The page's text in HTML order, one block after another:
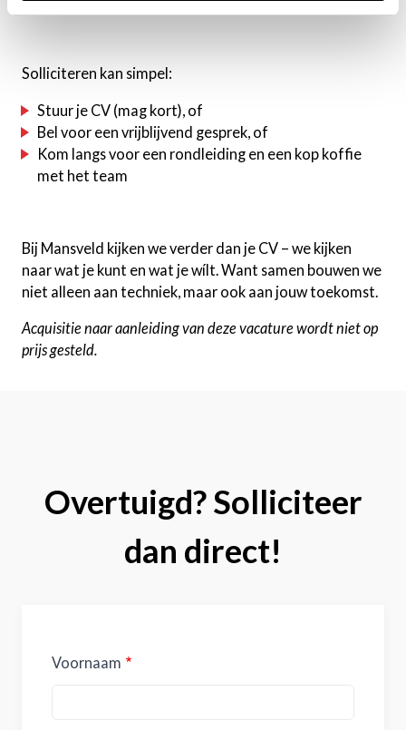
Solliciteren kan simpel:
Stuur je CV (mag kort), of
Bel voor een vrijblijvend gesprek, of
Kom langs voor een rondleiding en een kop koffie
met het team
Bij Mansveld kijken we verder dan je CV – we kijken
naar wat je kunt en wat je wílt. Want samen bouwen we
niet alleen aan techniek, maar ook aan jouw toekomst.
Acquisitie naar aanleiding van deze vacature wordt niet op
prijs gesteld.
Overtuigd? Solliciteer
dan direct!
Voornaam